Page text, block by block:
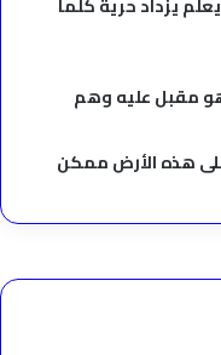
هو مقبل عليه وهم
على هذه الأرض ممكن